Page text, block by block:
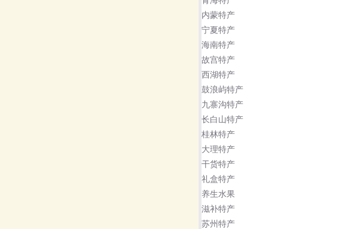
内蒙特产
宁夏特产
海南特产
故宫特产
西湖特产
鼓浪屿特产
九寨沟特产
长白山特产
桂林特产
大理特产
干货特产
礼盒特产
养生水果
滋补特产
苏州特产